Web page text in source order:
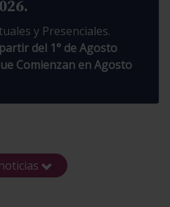
y Presenciales.
del 1° de Agosto
Comienzan en Agosto